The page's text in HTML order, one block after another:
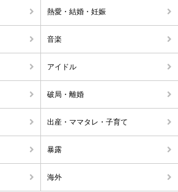
熱愛・結婚・妊娠
音楽
アイドル
破局・離婚
出産・ママタレ・子育て
暴露
海外